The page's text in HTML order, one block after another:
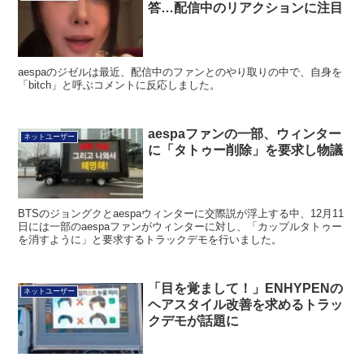
答…配信中のリアクションに注目
aespaのジゼルは最近、配信中のファンとのやり取りの中で、自身を
「bitch」と呼ぶコメントに反応しました。
ネットユーザー
aespaファンの一部、ウィンター
に「タトゥー削除」を要求し物議
BTSのジョングクとaespaウィンターに交際説が浮上する中、12月11
日には一部のaespaファンがウィンターに対し、「カップルタトゥー
を消すように」と要求するトラックデモを行いました。
ネットユーザー
「目を覚まして！」ENHYPENの
ヘアスタイル改善を求めるトラッ
クデモが話題に